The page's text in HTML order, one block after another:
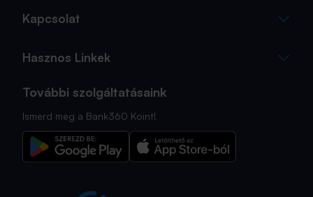
Kapcsolat
Hasznos Linkek
További szolgáltatásaink
Ismerd meg a Bank360 Koint!